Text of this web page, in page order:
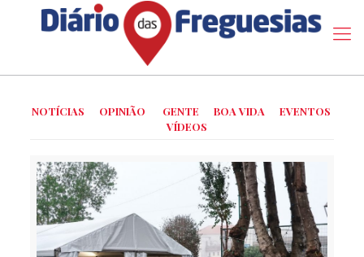
NOTÍCIAS OPINIÃO GENTE BOA VIDA
EVENTOS
VÍDEOS